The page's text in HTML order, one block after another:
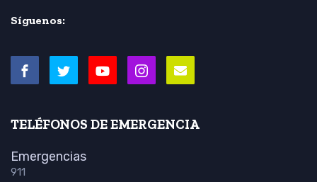
Síguenos:
TELÉFONOS DE EMERGENCIA
Emergencias
911